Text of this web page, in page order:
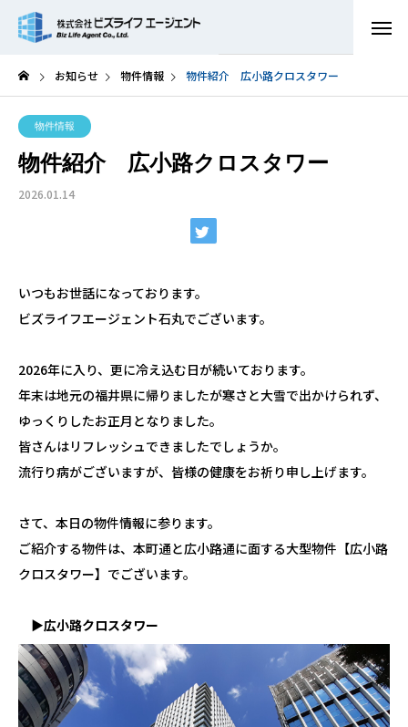
お知らせ 物件情報 物件紹介 広小路クロスタワー
物件情報
物件紹介 広小路クロスタワー
2026.01.14
いつもお世話になっております。
ビズライフエージェント石丸でございます。
2026年に入り、更に冷え込む日が続いております。
年末は地元の福井県に帰りましたが寒さと大雪で出かけられず、
ゆっくりしたお正月となりました。
皆さんはリフレッシュできましたでしょうか。
流行り病がございますが、皆様の健康をお祈り申し上げます。
さて、本日の物件情報に参ります。
ご紹介する物件は、本町通と広小路通に面する大型物件【広小路
クロスタワー】でございます。
▶広小路クロスタワー